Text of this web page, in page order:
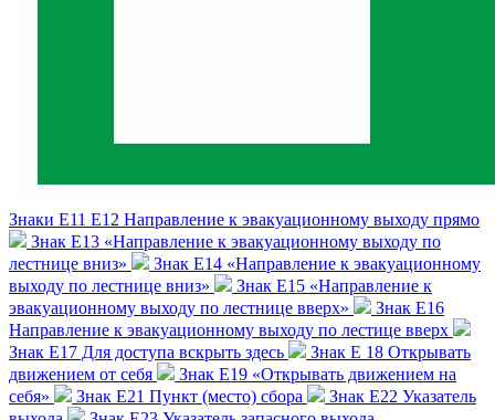
Знаки Е11 Е12 Направление к эвакуационному выходу прямо
Знак E13 «Направление к эвакуационному выходу по
лестнице вниз»
Знак E14 «Направление к эвакуационному
выходу по лестнице вниз»
Знак E15 «Направление к
эвакуационному выходу по лестнице вверх»
Знак Е16
Направление к эвакуационному выходу по лестице вверх
Знак Е17 Для доступа вскрыть здесь
Знак Е 18 Открывать
движением от себя
Знак E19 «Открывать движением на
себя»
Знак Е21 Пункт (место) сбора
Знак Е22 Указатель